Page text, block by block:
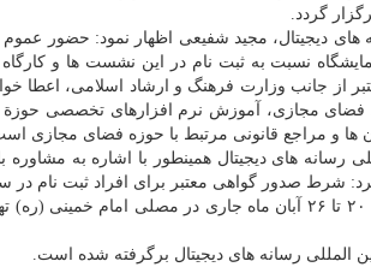
گردد.
های دیجیتال، مجید شفیعی اظهار نمود: حضور عموم
نسبت به ثبت نام در این نشست ها و كارگاه
از جانب وزارت فرهنگ و ارشاد اسلامی،
مجازی، آموزش نرم افزارهای تخصصی حوزة
و مراجع قانونی مرتبط با حوزه فضای مجازی
رسانه های دیجیتال همینطور با اشاره به
شرط صدور گواهی معتبر برای افراد ثبت نام در
یازدهمین نمایشگاه بین المللی رسانه های دیجیتال از تاریخ ۲۰ تا ۲۶ آبان
المللی رسانه های دیجیتال برگرفته شده است.